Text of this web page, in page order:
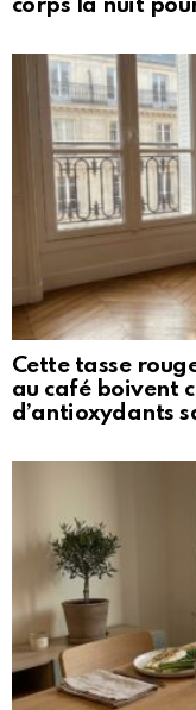
corps la nuit
Cette tasse
au café boivent
d’antioxydants